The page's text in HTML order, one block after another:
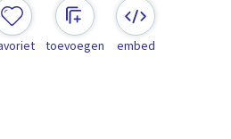
toevoegen embed